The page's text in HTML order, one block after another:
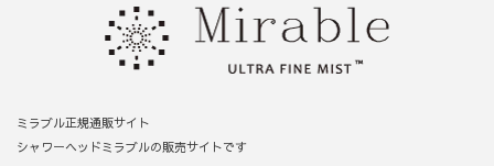
ミラブル正規通販サイト
シャワーヘッドミラブルの販売サイトです